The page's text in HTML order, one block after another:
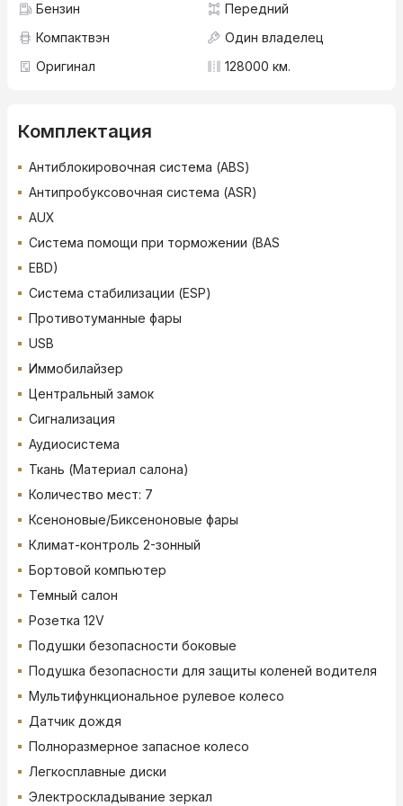
Бензин
Передний
Компактвэн
Один владелец
Оригинал
128000 км.
Комплектация
Антиблокировочная система (ABS)
Антипробуксовочная система (ASR)
AUX
Система помощи при торможении (BAS
EBD)
Система стабилизации (ESP)
Противотуманные фары
USB
Иммобилайзер
Центральный замок
Сигнализация
Аудиосистема
Ткань (Материал салона)
Количество мест: 7
Ксеноновые/Биксеноновые фары
Климат-контроль 2-зонный
Бортовой компьютер
Темный салон
Розетка 12V
Подушки безопасности боковые
Подушка безопасности для защиты коленей водителя
Мультифункциональное рулевое колесо
Датчик дождя
Полноразмерное запасное колесо
Легкосплавные диски
Электроскладывание зеркал